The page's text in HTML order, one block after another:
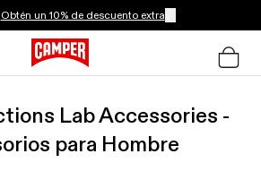
Obtén un 10% de descuento extra
Lab Accessories -
para Hombre